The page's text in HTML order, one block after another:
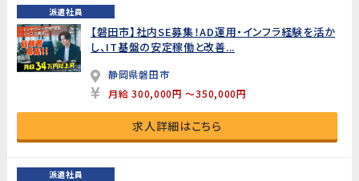
派遣社員
【磐田市】社内SE募集！AD運用・インフラ経験を活か
し、IT基盤の安定稼働と改善...
静岡県磐田市
月給 300,000円 ～350,000円
求人詳細はこちら
派遣社員